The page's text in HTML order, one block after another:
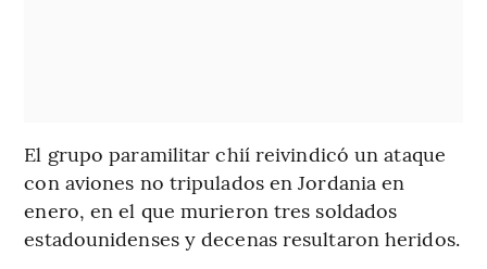
El grupo paramilitar chií reivindicó un ataque
con aviones no tripulados en Jordania en
enero, en el que murieron tres soldados
estadounidenses y decenas resultaron heridos.